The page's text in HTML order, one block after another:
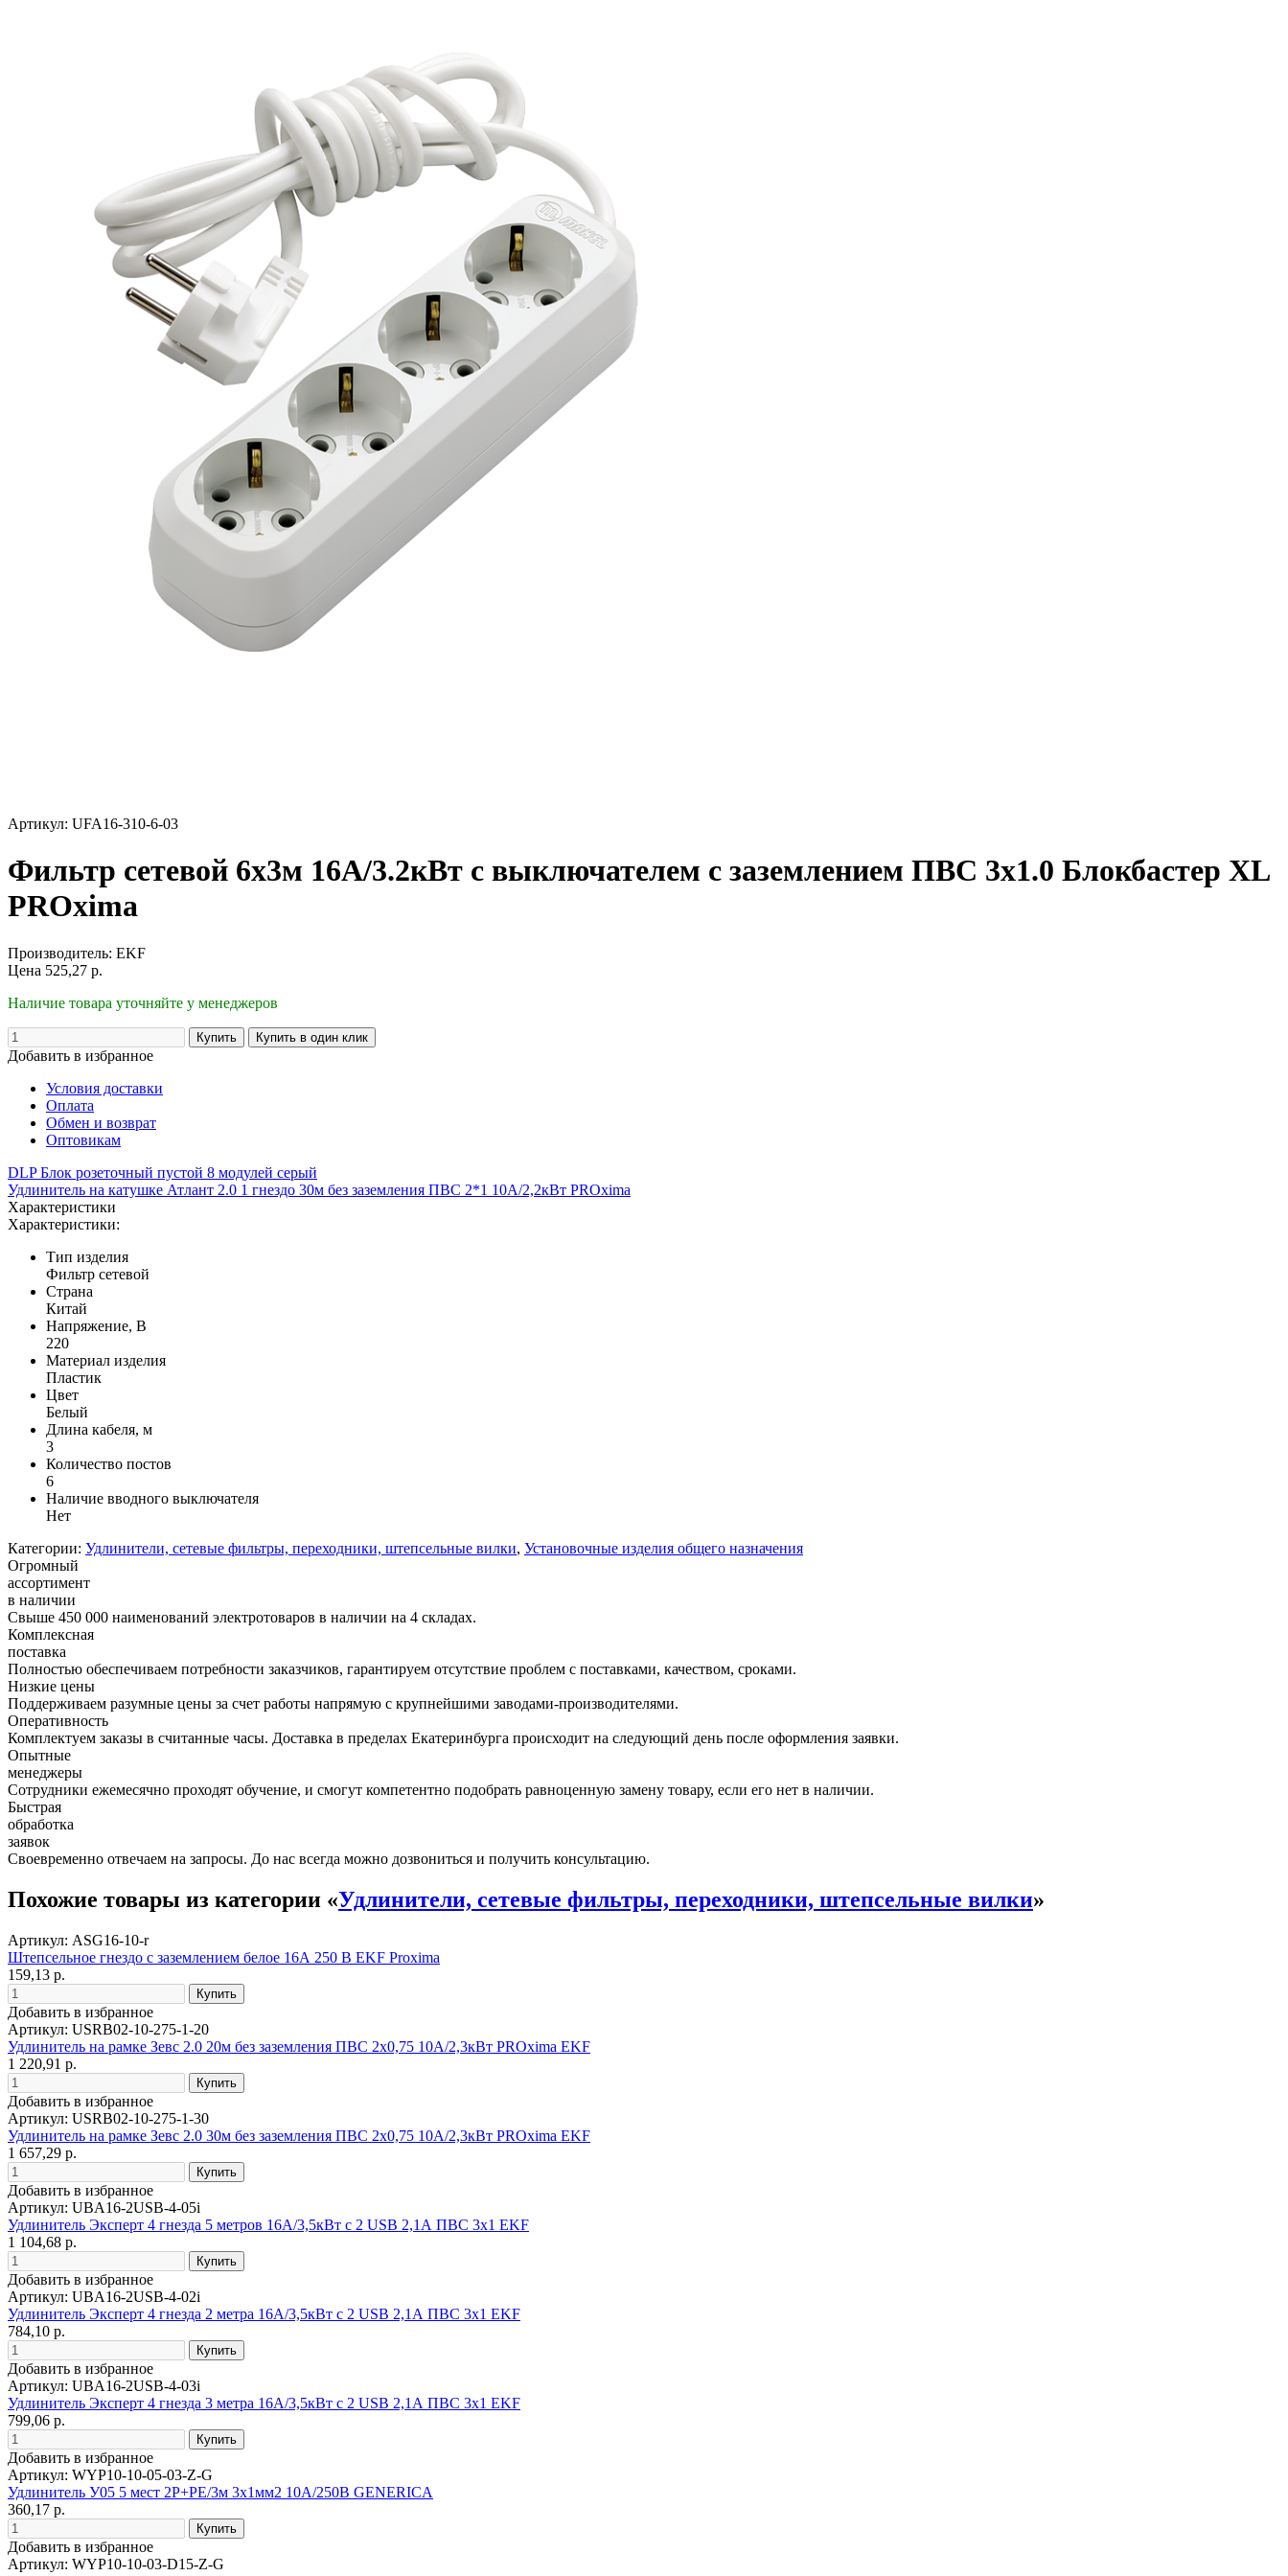
Артикул: UFA16-310-6-03
Фильтр сетевой 6x3м 16А/3.2кВт с выключателем с заземлением ПВС 3х1.0 Блокбастер XL
PROxima
Производитель: EKF
Цена 525,27 р.
Наличие товара уточняйте у менеджеров
Добавить в избранное
Условия доставки
Оплата
Обмен и возврат
Оптовикам
DLP Блок розеточный пустой 8 модулей серый
Удлинитель на катушке Атлант 2.0 1 гнездо 30м без заземления ПВС 2*1 10А/2,2кВт PROxima
Характеристики
Характеристики:
Тип изделия
Фильтр сетевой
Страна
Китай
Напряжение, В
220
Материал изделия
Пластик
Цвет
Белый
Длина кабеля, м
3
Количество постов
6
Наличие вводного выключателя
Нет
Категории: Удлинители, сетевые фильтры, переходники, штепсельные вилки, Установочные изделия общего назначения
Огромный
ассортимент
в наличии
Свыше 450 000 наименований электротоваров в наличии на 4 складах.
Комплексная
поставка
Полностью обеспечиваем потребности заказчиков, гарантируем отсутствие проблем с поставками, качеством, сроками.
Низкие цены
Поддерживаем разумные цены за счет работы напрямую с крупнейшими заводами-производителями.
Оперативность
Комплектуем заказы в считанные часы. Доставка в пределах Екатеринбурга происходит на следующий день после оформления заявки.
Опытные
менеджеры
Сотрудники ежемесячно проходят обучение, и смогут компетентно подобрать равноценную замену товару, если его нет в наличии.
Быстрая
обработка
заявок
Своевременно отвечаем на запросы. До нас всегда можно дозвониться и получить консультацию.
Похожие товары из категории «Удлинители, сетевые фильтры, переходники, штепсельные вилки»
Артикул: ASG16-10-r
Штепсельное гнездо с заземлением белое 16А 250 В EKF Proxima
159,13 р.
Добавить в избранное
Артикул: USRB02-10-275-1-20
Удлинитель на рамке Зевс 2.0 20м без заземления ПВС 2х0,75 10А/2,3кВт PROxima EKF
1 220,91 р.
Добавить в избранное
Артикул: USRB02-10-275-1-30
Удлинитель на рамке Зевс 2.0 30м без заземления ПВС 2х0,75 10А/2,3кВт PROxima EKF
1 657,29 р.
Добавить в избранное
Артикул: UBA16-2USB-4-05i
Удлинитель Эксперт 4 гнезда 5 метров 16А/3,5кВт с 2 USB 2,1А ПВС 3х1 EKF
1 104,68 р.
Добавить в избранное
Артикул: UBA16-2USB-4-02i
Удлинитель Эксперт 4 гнезда 2 метра 16А/3,5кВт с 2 USB 2,1А ПВС 3х1 EKF
784,10 р.
Добавить в избранное
Артикул: UBA16-2USB-4-03i
Удлинитель Эксперт 4 гнезда 3 метра 16А/3,5кВт с 2 USB 2,1А ПВС 3х1 EKF
799,06 р.
Добавить в избранное
Артикул: WYP10-10-05-03-Z-G
Удлинитель У05 5 мест 2P+PE/3м 3х1мм2 10А/250В GENERICA
360,17 р.
Добавить в избранное
Артикул: WYP10-10-03-D15-Z-G